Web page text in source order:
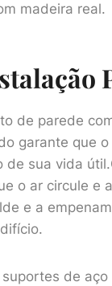
madeira real.
de parede
garante que
de sua vida
o ar circule e
e a
de